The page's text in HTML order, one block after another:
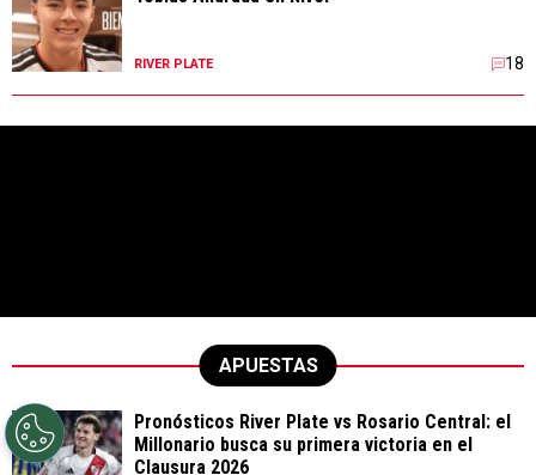
RIVER PLATE 18
APUESTAS
Pronósticos River Plate vs Rosario Central: el
Millonario busca su primera victoria en el
Clausura 2026